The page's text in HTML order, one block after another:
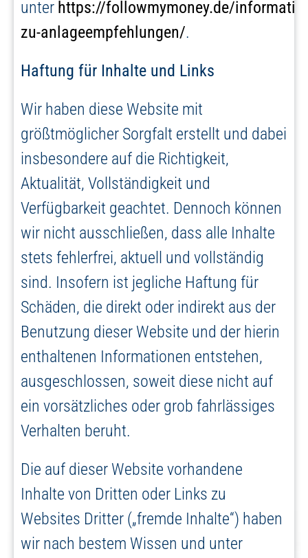
unter https://followmymoney.de/
zu-anlageempfehlungen/.
Haftung für Inhalte und Links
Wir haben diese Website mit
größtmöglicher Sorgfalt erstellt und dabei
insbesondere auf die Richtigkeit,
Aktualität, Vollständigkeit und
Verfügbarkeit geachtet. Dennoch können
wir nicht ausschließen, dass alle Inhalte
stets fehlerfrei, aktuell und vollständig
sind. Insofern ist jegliche Haftung für
Schäden, die direkt oder indirekt aus der
Benutzung dieser Website und der hierin
enthaltenen Informationen entstehen,
ausgeschlossen, soweit diese nicht auf
ein vorsätzliches oder grob fahrlässiges
Verhalten beruht.
Die auf dieser Website vorhandene
Inhalte von Dritten oder Links zu
Websites Dritter („fremde Inhalte“) haben
wir nach bestem Wissen und unter